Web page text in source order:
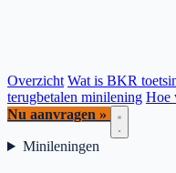
Overzicht Wat is BKR
terugbetalen minilening Hoe
Nu aanvragen »
Minileningen